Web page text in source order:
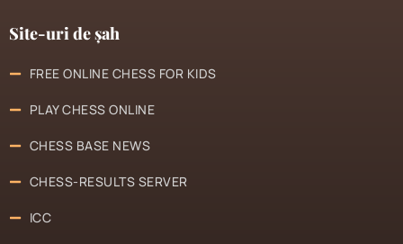
Site-uri de șah
FREE ONLINE CHESS FOR KIDS
PLAY CHESS ONLINE
CHESS BASE NEWS
CHESS-RESULTS SERVER
ICC